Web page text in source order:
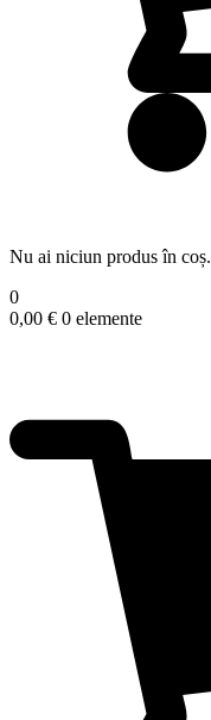
Nu ai niciun produs în coș.
0
0,00 € 0 elemente